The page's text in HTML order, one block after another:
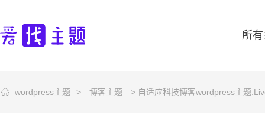
所
wordpress主题 > 博客主题 > 自适应科技博客wordpress主题